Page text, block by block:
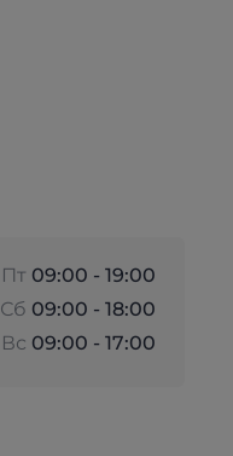
09:00 - 19:00
Сб 09:00 - 18:00
Вс 09:00 - 17:00